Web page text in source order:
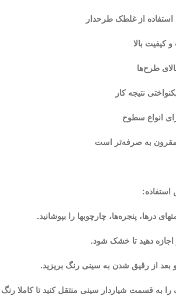
از غلطک طرحدار
کیفیت بالا
طرح‌ها
نتیجه کار
انواع سطوح
مقرون به صرفه‌تر است
درها، پنجره‌ها، چارچوبها را بپوشانید.
دهید تا خشک شود.
بعد از رقیق شدن به سینی رنگ بریزید.
قسمت شیاردار سینی منتقل کنید تا کاملا